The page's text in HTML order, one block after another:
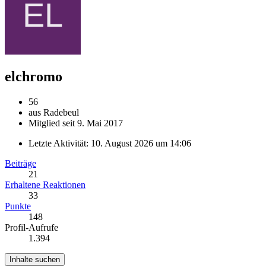
elchromo
56
aus Radebeul
Mitglied seit 9. Mai 2017
Letzte Aktivität: 10. August 2026 um 14:06
Beiträge
21
Erhaltene Reaktionen
33
Punkte
148
Profil-Aufrufe
1.394
Inhalte suchen